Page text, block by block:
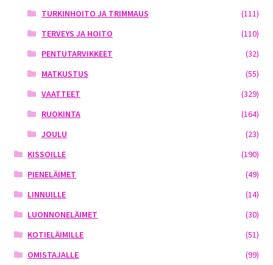
TURKINHOITO JA TRIMMAUS
(111)
TERVEYS JA HOITO
(110)
PENTUTARVIKKEET
(32)
MATKUSTUS
(55)
VAATTEET
(329)
RUOKINTA
(164)
JOULU
(23)
KISSOILLE
(190)
PIENELÄIMET
(49)
LINNUILLE
(14)
LUONNONELÄIMET
(30)
KOTIELÄIMILLE
(51)
OMISTAJALLE
(99)